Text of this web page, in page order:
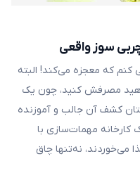
سوز واقعی
کنم که معجزه می‌کند! البته
مصرفش کنید، چون یک
کشف آن جالب و آموزنده
کارگران یک کارخانه مهمات‌سازی با
می‌خوردند، نه‌تنها چاق